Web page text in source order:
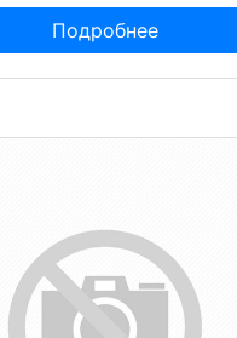
Подробнее